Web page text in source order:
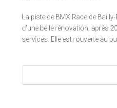
La piste de BMX Race de
d’une belle rénovation, après
services. Elle est rouverte au